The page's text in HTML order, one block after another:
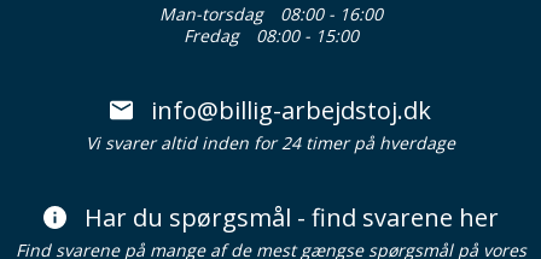
Man-torsdag
08:00 - 16:00
Fredag
08:00 - 15:00
info@billig-arbejdstoj.dk
Vi svarer altid inden for 24 timer på hverdage
Har du spørgsmål - find svarene her
Find svarene på mange af de mest gængse spørgsmål på vores